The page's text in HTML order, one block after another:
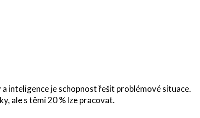
inteligence je schopnost řešit problémové situace.
ale s těmi 20 % lze pracovat.